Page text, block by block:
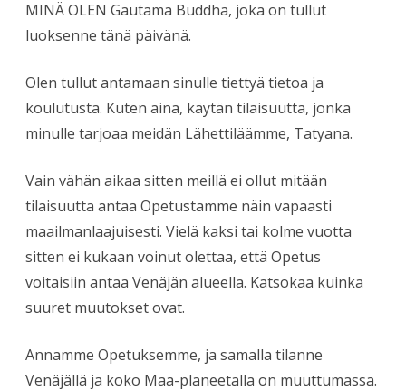
MINÄ OLEN Gautama Buddha, joka on tullut
luoksenne tänä päivänä.
Olen tullut antamaan sinulle tiettyä tietoa ja
koulutusta. Kuten aina, käytän tilaisuutta, jonka
minulle tarjoaa meidän Lähettiläämme, Tatyana.
Vain vähän aikaa sitten meillä ei ollut mitään
tilaisuutta antaa Opetustamme näin vapaasti
maailmanlaajuisesti. Vielä kaksi tai kolme vuotta
sitten ei kukaan voinut olettaa, että Opetus
voitaisiin antaa Venäjän alueella. Katsokaa kuinka
suuret muutokset ovat.
Annamme Opetuksemme, ja samalla tilanne
Venäjällä ja koko Maa-planeetalla on muuttumassa.